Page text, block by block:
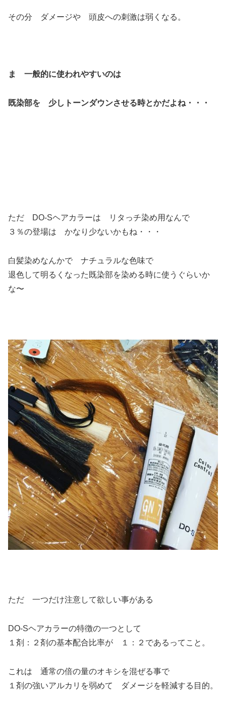
その分 ダメージや 頭皮への刺激は弱くなる。
ま 一般的に使われやすいのは
既染部を 少しトーンダウンさせる時とかだよね・・・
ただ DO-Sヘアカラーは リタっチ染め用なんで
３％の登場は かなり少ないかもね・・・
白髪染めなんかで ナチュラルな色味で
退色して明るくなった既染部を染める時に使うぐらいか
な〜
ただ 一つだけ注意して欲しい事がある
DO-Sヘアカラーの特徴の一つとして
１剤：２剤の基本配合比率が １：２であるってこと。
これは 通常の倍の量のオキシを混ぜる事で
１剤の強いアルカリを弱めて ダメージを軽減する目的。